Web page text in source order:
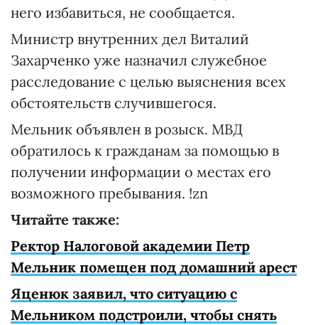
него избавиться, не сообщается.
Министр внутренних дел Виталий
Захарченко уже назначил служебное
расследование с целью выяснения всех
обстоятельств случившегося.
Мельник объявлен в розыск. МВД
обратилось к гражданам за помощью в
получении информации о местах его
возможного пребывания. !zn
Читайте также:
Ректор Налоговой академии Петр
Мельник помещен под домашний арест
Яценюк заявил, что ситуацию с
Мельником подстроили, чтобы снять